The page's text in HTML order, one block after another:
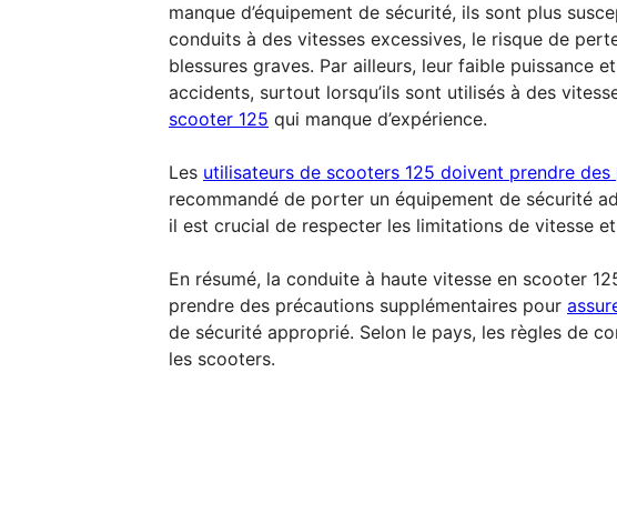
manque d’équipement de sécurité, ils sont plus
conduits à des vitesses excessives, le risque de
blessures graves. Par ailleurs, leur faible puissance
accidents, surtout lorsqu’ils sont utilisés à des
scooter 125 qui manque d’expérience.
Les utilisateurs de scooters 125 doivent prendre
recommandé de porter un équipement de sécurité
il est crucial de respecter les limitations de vitesse
En résumé, la conduite à haute vitesse en scooter
prendre des précautions supplémentaires pour
de sécurité approprié. Selon le pays, les règles de
les scooters.